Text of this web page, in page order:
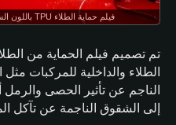
فيلم حماية الطلاء TPU باللون السيلادون لتغليف السيارات
تم تصميم فيلم الحماية من
الطلاء والداخلية للمركبات
الناجم عن تأثير الحصى والرمل
إلى الشقوق الناجمة عن تآكل